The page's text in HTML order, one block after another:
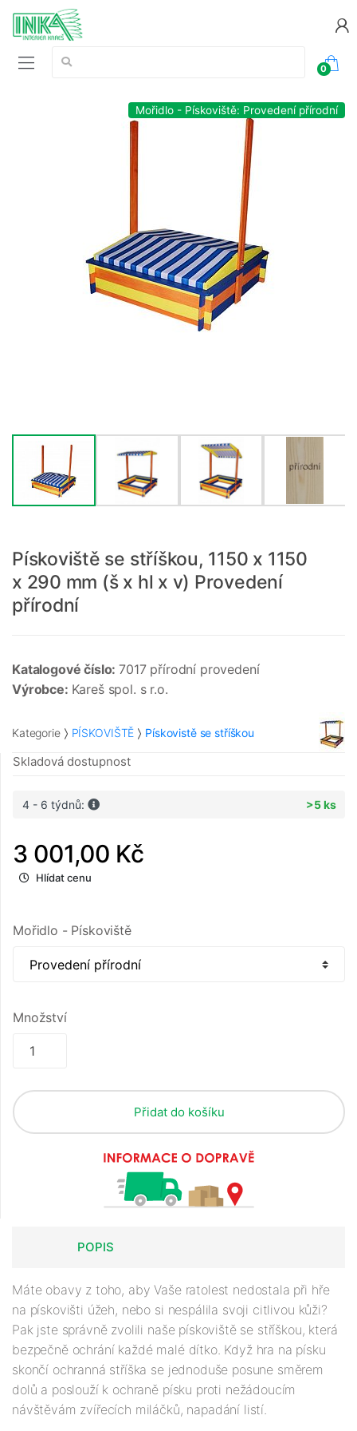
Vyhledávání:
0
Mořidlo - Pískoviště: Provedení přírodní
Pískoviště se stříškou, 1150 x 1150
x 290 mm (š x hl x v) Provedení
přírodní
Katalogové číslo: 7017 přírodní provedení
Výrobce: Kareš spol. s r.o.
Kategorie PÍSKOVIŠTĚ Pískovistě se stříškou
Skladová dostupnost
4 - 6 týdnů: >5 ks
3 001,00 Kč
Hlídat cenu
Mořidlo - Pískoviště
Množství
Přidat do košíku
POPIS
Máte obavy z toho, aby Vaše ratolest nedostala při hře
na pískovišti úžeh, nebo si nespálila svoji citlivou kůži?
Pak jste správně zvolili naše pískoviště se stříškou, která
bezpečně ochrání každé malé dítko. Když hra na písku
skončí ochranná stříška se jednoduše posune směrem
dolů a poslouží k ochraně písku proti nežádoucím
návštěvám zvířecích miláčků, napadání listí.